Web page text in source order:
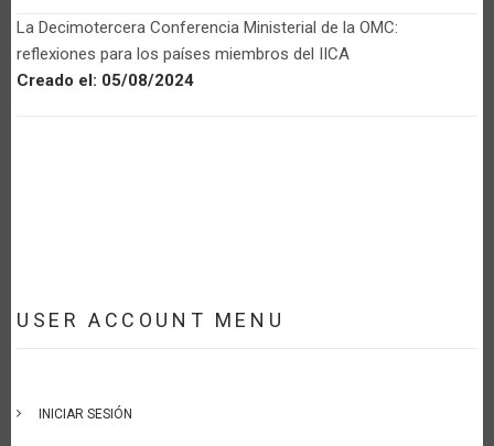
La Decimotercera Conferencia Ministerial de la OMC:
reflexiones para los países miembros del IICA
Creado el: 05/08/2024
USER ACCOUNT MENU
INICIAR SESIÓN